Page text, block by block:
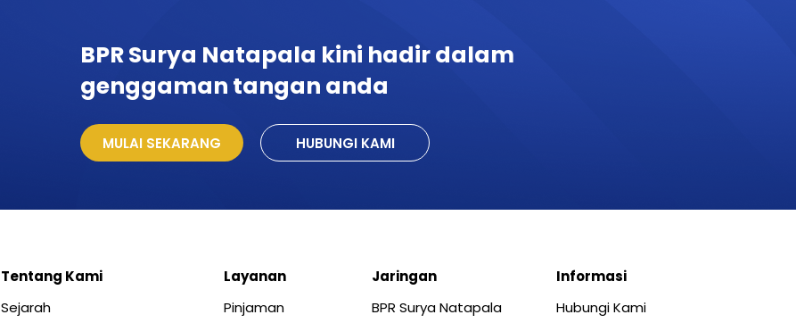
BPR Surya Natapala kini hadir dalam
genggaman tangan anda
Tentang Kami
Sejarah
Layanan
Pinjaman
Jaringan
BPR Surya Natapala
Informasi
Hubungi Kami